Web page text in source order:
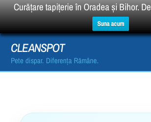
Curățare tapițerie în Oradea și Bihor.
Suna acum
Skip
content
CLEANSPOT
Pete dispar. Diferența Rămâne.